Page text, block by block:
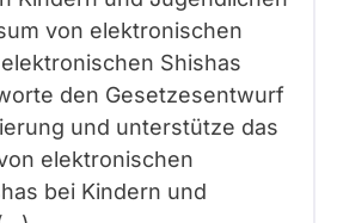
von elektronischen
Shishas
den Gesetzesentwurf
und unterstütze das
elektronischen
bei Kindern und